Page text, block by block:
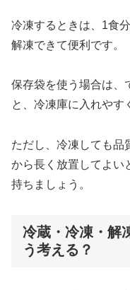
冷凍するときは、1食
解凍できて便利です。
保存袋を使う場合は、
と、冷凍庫に入れやす
ただし、冷凍しても品
から長く放置してよい
持ちましょう。
冷蔵・冷凍・解
う考える？